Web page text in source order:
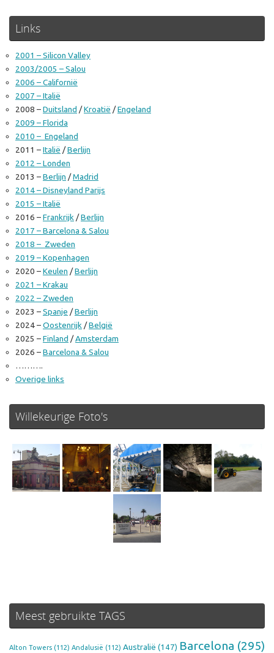
Links
2001 – Silicon Valley
2003/2005 – Salou
2006 – Californië
2007 – Italië
2008 –Duitsland /Kroatië /Engeland
2009 – Florida
2010 – Engeland
2011 –Italië /Berlijn
2012 – Londen
2013 –Berlijn /Madrid
2014 – Disneyland Parijs
2015 – Italië
2016 –Frankrijk /Berlijn
2017 – Barcelona & Salou
2018 – Zweden
2019 – Kopenhagen
2020 –Keulen /Berlijn
2021 – Krakau
2022 – Zweden
2023 –Spanje /Berlijn
2024 –Oostenrijk /België
2025 –Finland /Amsterdam
2026 –Barcelona & Salou
……….
Overige links
Willekeurige Foto's
Meest gebruikte TAGS
Alton Towers (112) Andalusië (112) Australië (147) Barcelona (295)